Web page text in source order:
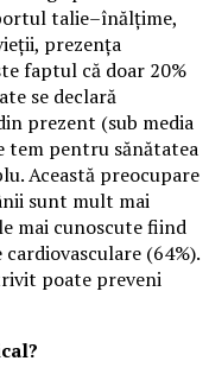
talie–înălțime,
prezența
faptul că doar 20%
se declară
prezent (sub media
tem pentru sănătatea
Această preocupare
sunt mult mai
mai cunoscute fiind
(64%).
poate preveni